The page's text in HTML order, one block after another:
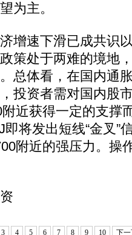
为主。
速下滑已成共识
策处于两难的境地
总体看，在国内通
投资者需对国内股
近获得一定的支撑
将发出短线“金叉”
附近的强压力。操
3 4 5 6 7 8 9 10 下